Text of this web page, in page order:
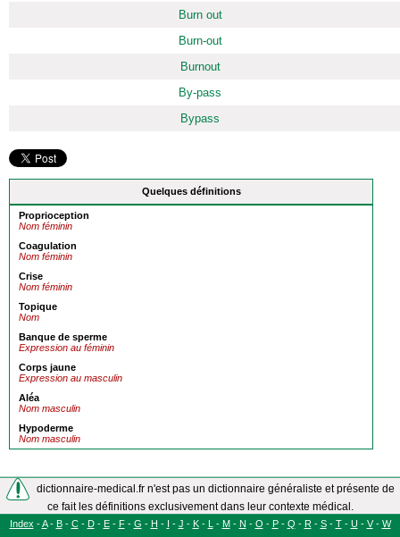
Quelques définitions
Proprioception
Nom féminin
Coagulation
Nom féminin
Crise
Nom féminin
Topique
Nom
Banque de sperme
Expression au féminin
Corps jaune
Expression au masculin
Aléa
Nom masculin
Hypoderme
Nom masculin
Burn out
Burn-out
Burnout
By-pass
Bypass
dictionnaire-medical.fr n'est pas un dictionnaire généraliste et présente de
ce fait les définitions exclusivement dans leur contexte médical.
Index -A- B- C- D- E- F- G - H - I - J - K- L - M- N - O - P- Q - R- S- T- U- V- W